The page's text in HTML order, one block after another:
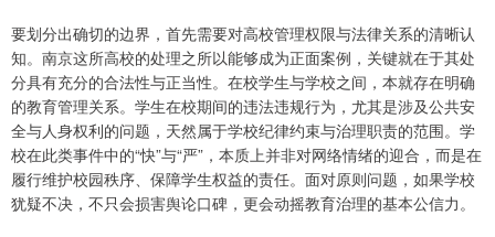
要划分出确切的边界，首先需要对高校管理权限与法律关系的清晰认
知。南京这所高校的处理之所以能够成为正面案例，关键就在于其处
分具有充分的合法性与正当性。在校学生与学校之间，本就存在明确
的教育管理关系。学生在校期间的违法违规行为，尤其是涉及公共安
全与人身权利的问题，天然属于学校纪律约束与治理职责的范围。学
校在此类事件中的“快”与“严”，本质上并非对网络情绪的迎合，而是在
履行维护校园秩序、保障学生权益的责任。面对原则问题，如果学校
犹疑不决，不只会损害舆论口碑，更会动摇教育治理的基本公信力。